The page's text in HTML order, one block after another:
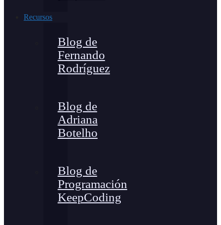
Recursos
Blog de
Fernando
Rodríguez
Blog de
Adriana
Botelho
Blog de
Programación
KeepCoding